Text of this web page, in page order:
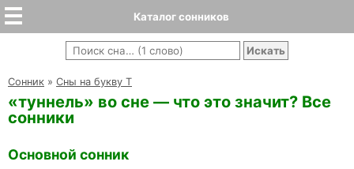
Каталог сонников
Cонник » Сны на букву Т
«туннель» во сне — что это значит? Все
сонники
Основной сонник